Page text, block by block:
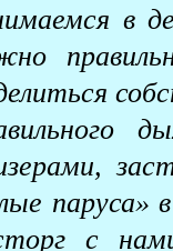
в
паруса»
с